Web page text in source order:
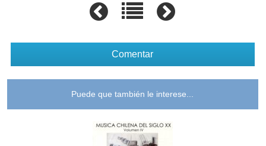
Comentar
Puede que también le interese...